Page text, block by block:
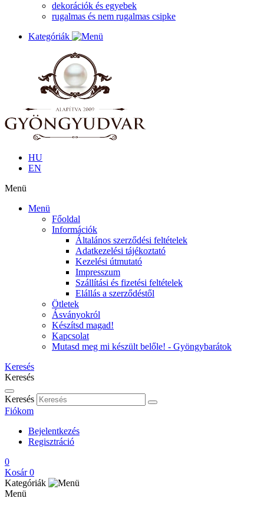
dekorációk és egyebek
rugalmas és nem rugalmas csipke
Kategóriák
HU
EN
Menü
Menü
Főoldal
Információk
Általános szerződési feltételek
Adatkezelési tájékoztató
Kezelési útmutató
Impresszum
Szállítási és fizetési feltételek
Elállás a szerződéstől
Ötletek
Ásványokról
Készítsd magad!
Kapcsolat
Mutasd meg mi készült belőle! - Gyöngybarátok
Keresés
Keresés
Keresés
Fiókom
Bejelentkezés
Regisztráció
0
Kosár 0
Kategóriák
Menü